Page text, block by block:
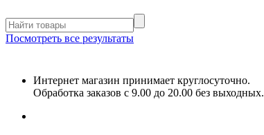
Посмотреть все результаты
Интернет магазин принимает круглосуточно.
Обработка заказов с 9.00 до 20.00 без выходных.